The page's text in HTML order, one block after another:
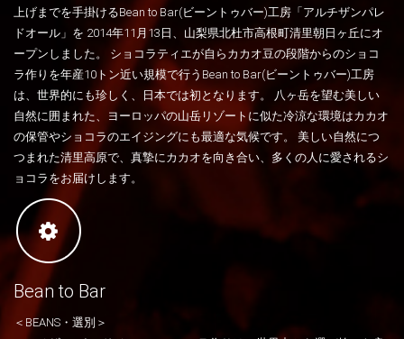
上げまでを手掛けるBean to Bar(ビーントゥバー)工房「アルチザンパレ
ドオール」を 2014年11月13日、山梨県北杜市高根町清里朝日ヶ丘にオ
ープンしました。 ショコラティエが自らカカオ豆の段階からのショコ
ラ作りを年産10トン近い規模で行うBean to Bar(ビーントゥバー)工房
は、世界的にも珍しく、日本では初となります。 八ヶ岳を望む美しい
自然に囲まれた、ヨーロッパの山岳リゾートに似た冷涼な環境はカカオ
の保管やショコラのエイジングにも最適な気候です。 美しい自然につ
つまれた清里高原で、真摯にカカオを向き合い、多くの人に愛されるシ
ョコラをお届けします。
Bean to Bar
＜BEANS・選別＞